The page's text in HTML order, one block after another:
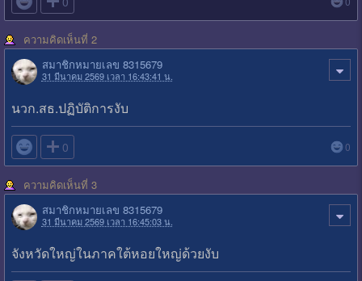
ความคิดเห็นที่ 2
สมาชิกหมายเลข 8315679
31 มีนาคม 2569 เวลา 16:43:41 น.
นวก.สธ.ปฏิบัติการงับ
 0 0
ความคิดเห็นที่ 3
สมาชิกหมายเลข 8315679
31 มีนาคม 2569 เวลา 16:45:03 น.
จังหวัดใหญ่ในภาคใต้หอยใหญ่ด้วยงับ